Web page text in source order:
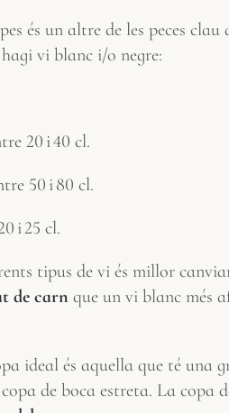
és un altre de les peces
vi blanc i/o negre:
20 i 40 cl.
50 i 80 cl.
i 25 cl.
tipus de vi és millor
de carn que un vi blanc més
ideal és aquella que té una
de boca estreta. La copa